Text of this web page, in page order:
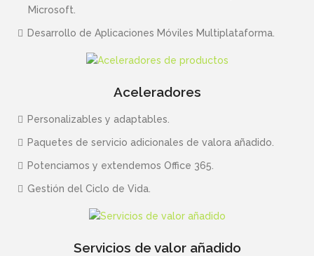
Microsoft.
Desarrollo de Aplicaciones Móviles Multiplataforma.
Aceleradores
Personalizables y adaptables.
Paquetes de servicio adicionales de valora añadido.
Potenciamos y extendemos Office 365.
Gestión del Ciclo de Vida.
Servicios de valor añadido